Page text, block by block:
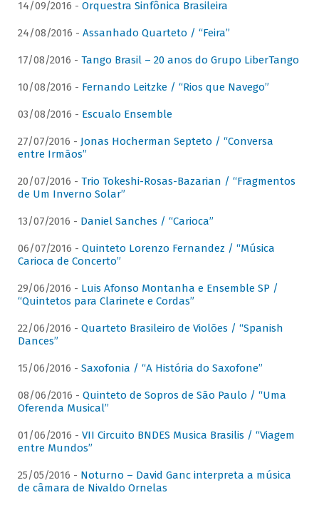
14/09/2016 - Orquestra Sinfônica Brasileira
24/08/2016 - Assanhado Quarteto / “Feira”
17/08/2016 - Tango Brasil – 20 anos do Grupo LiberTango
10/08/2016 - Fernando Leitzke / “Rios que Navego”
03/08/2016 - Escualo Ensemble
27/07/2016 - Jonas Hocherman Septeto / “Conversa
entre Irmãos”
20/07/2016 - Trio Tokeshi-Rosas-Bazarian / “Fragmentos
de Um Inverno Solar”
13/07/2016 - Daniel Sanches / “Carioca”
06/07/2016 - Quinteto Lorenzo Fernandez / “Música
Carioca de Concerto”
29/06/2016 - Luis Afonso Montanha e Ensemble SP /
“Quintetos para Clarinete e Cordas”
22/06/2016 - Quarteto Brasileiro de Violões / “Spanish
Dances”
15/06/2016 - Saxofonia / “A História do Saxofone”
08/06/2016 - Quinteto de Sopros de São Paulo / “Uma
Oferenda Musical”
01/06/2016 - VII Circuito BNDES Musica Brasilis / “Viagem
entre Mundos”
25/05/2016 - Noturno – David Ganc interpreta a música
de câmara de Nivaldo Ornelas